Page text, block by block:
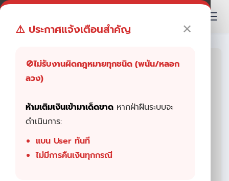
⚠️ ประกาศแจ้งเตือนสำคัญ ✕
🚫ไม่รับงานผิดกฎหมายทุกชนิด (พนัน/หลอก
ลวง)
ห้ามเติมเงินเข้ามาเด็ดขาด หากฝ่าฝืนระบบจะ
ดำเนินการ:
แบน User ทันที
ไม่มีการคืนเงินทุกกรณี
ข้อตกลงและเงื่อนไขการให้บริการ
(Terms and Conditions of
Service)
1. คํารับรองของผู้ใช้บริการ
ผู้ใช้บริการรับรองว่า จะไม่ใช้บริการเพื่อกระทํา